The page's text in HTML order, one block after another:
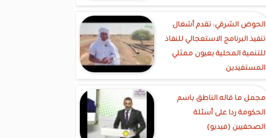
الحوض الشرقي: تقدم أشغال
تنفيذ البرنامج الاستعجالي للنفاذ
للتنمية المحلية بعيون ممثلي
المستفيدين
مجمل ما قاله الناطق باسم
الحكومة ردا على أسئلة
الصحفيين (فيديو)